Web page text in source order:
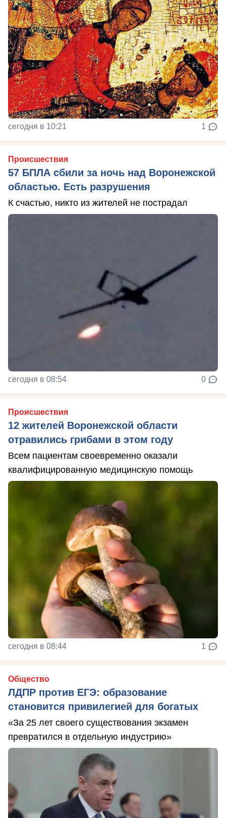
сегодня в 10:21 1
Происшествия
57 БПЛА сбили за ночь над Воронежской
областью. Есть разрушения
К счастью, никто из жителей не пострадал
сегодня в 08:54 0
Происшествия
12 жителей Воронежской области
отравились грибами в этом году
Всем пациентам своевременно оказали
квалифицированную медицинскую помощь
сегодня в 08:44 1
Общество
ЛДПР против ЕГЭ: образование
становится привилегией для богатых
«За 25 лет своего существования экзамен
превратился в отдельную индустрию»